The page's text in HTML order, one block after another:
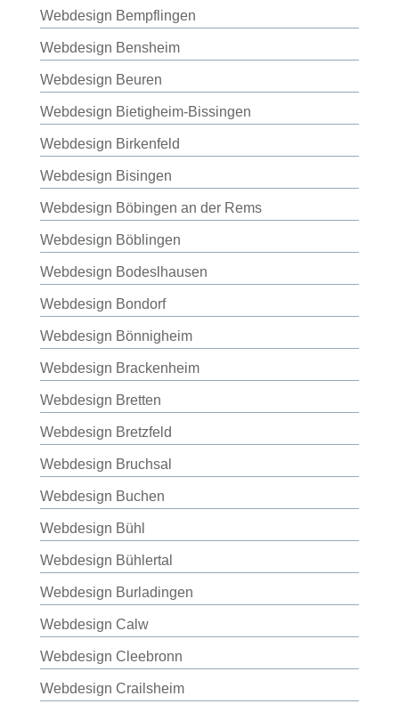
Webdesign Bempflingen
Webdesign Bensheim
Webdesign Beuren
Webdesign Bietigheim-Bissingen
Webdesign Birkenfeld
Webdesign Bisingen
Webdesign Böbingen an der Rems
Webdesign Böblingen
Webdesign Bodeslhausen
Webdesign Bondorf
Webdesign Bönnigheim
Webdesign Brackenheim
Webdesign Bretten
Webdesign Bretzfeld
Webdesign Bruchsal
Webdesign Buchen
Webdesign Bühl
Webdesign Bühlertal
Webdesign Burladingen
Webdesign Calw
Webdesign Cleebronn
Webdesign Crailsheim